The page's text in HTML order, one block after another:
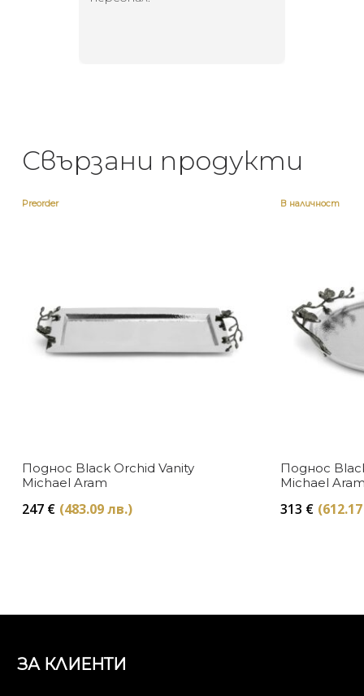
Свързани продукти
Preorder
Поднос Black Orchid Vanity
Michael Aram
247 € (483.09 лв.)
В наличност
Поднос
Michael
313 €
ЗА КЛИЕНТИ